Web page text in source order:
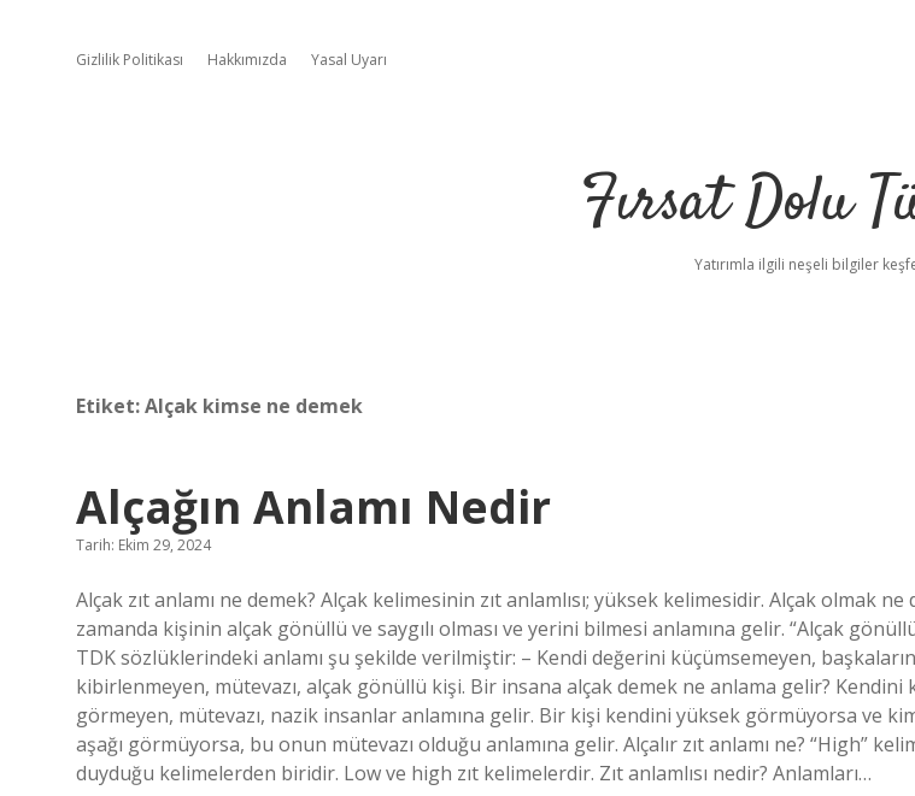
Gizlilik Politikası Hakkımızda Yasal Uyarı
Fırsat Dolu
Yatırımla ilgili neşeli bilgiler
Etiket:Alçak kimse ne demek
Alçağın Anlamı Nedir
Tarih: Ekim 29, 2024
Alçak zıt anlamı ne demek? Alçak kelimesinin zıt anlamlısı; yüksek kelimesidir. Alçak olmak ne
zamanda kişinin alçak gönüllü ve saygılı olması ve yerini bilmesi anlamına gelir. “Alçak
TDK sözlüklerindeki anlamı şu şekilde verilmiştir: – Kendi değerini küçümsemeyen,
kibirlenmeyen, mütevazı, alçak gönüllü kişi. Bir insana alçak demek ne anlama gelir? Kendini
görmeyen, mütevazı, nazik insanlar anlamına gelir. Bir kişi kendini yüksek görmüyorsa ve
aşağı görmüyorsa, bu onun mütevazı olduğu anlamına gelir. Alçalır zıt anlamı ne? “High”
duyduğu kelimelerden biridir. Low ve high zıt kelimelerdir. Zıt anlamlısı nedir? Anlamları…